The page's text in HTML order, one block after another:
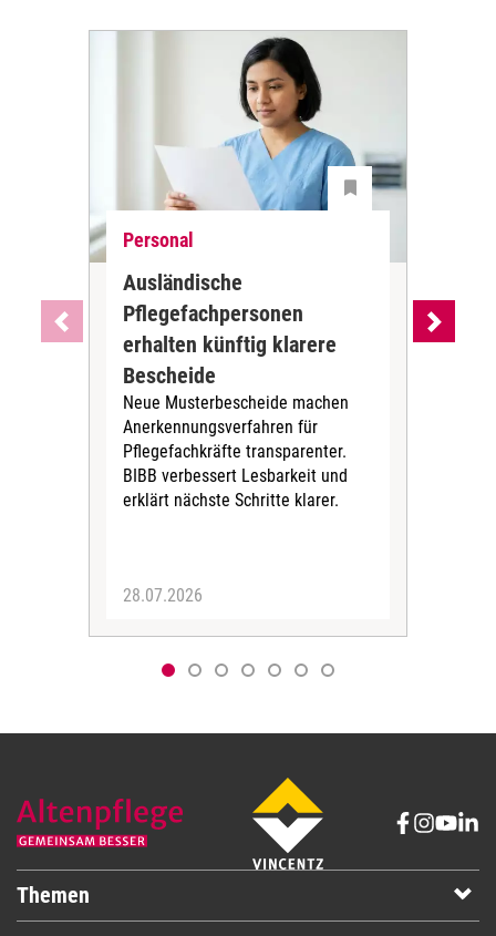
Personal
Ausländische
Pflegefachpersonen
erhalten künftig klarere
Bescheide
Neue Musterbescheide machen
Anerkennungsverfahren für
Pflegefachkräfte transparenter.
BIBB verbessert Lesbarkeit und
erklärt nächste Schritte klarer.
28.07.2026
Themen